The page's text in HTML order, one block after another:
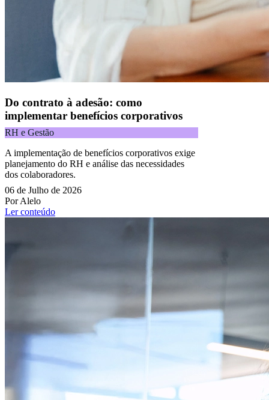
Do contrato à adesão: como
implementar benefícios corporativos
RH e Gestão
A implementação de benefícios corporativos exige
planejamento do RH e análise das necessidades
dos colaboradores.
06 de Julho de 2026
Por Alelo
Ler conteúdo